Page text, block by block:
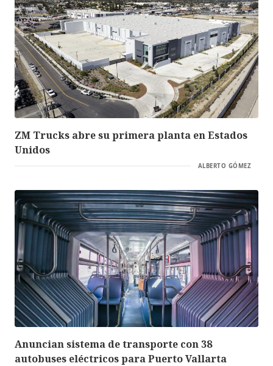
ZM Trucks abre su primera planta en Estados
Unidos
ALBERTO GÓMEZ
Anuncian sistema de transporte con 38
autobuses eléctricos para Puerto Vallarta